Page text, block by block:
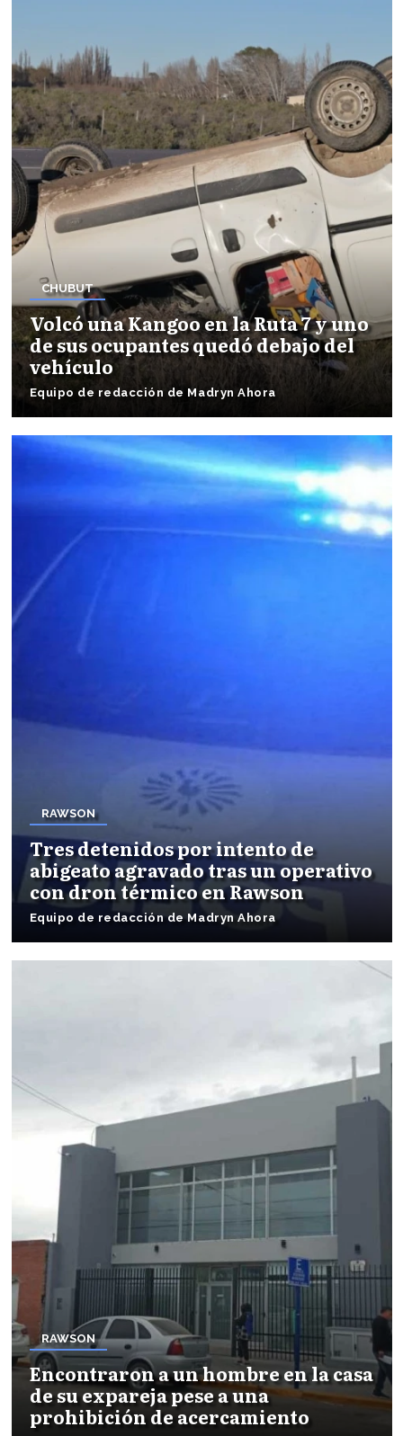
CHUBUT
Volcó una Kangoo en la Ruta 7 y uno
de sus ocupantes quedó debajo del
vehículo
Equipo de redacción de Madryn Ahora
RAWSON
Tres detenidos por intento de
abigeato agravado tras un operativo
con dron térmico en Rawson
Equipo de redacción de Madryn Ahora
RAWSON
Encontraron a un hombre en la casa
de su expareja pese a una
prohibición de acercamiento